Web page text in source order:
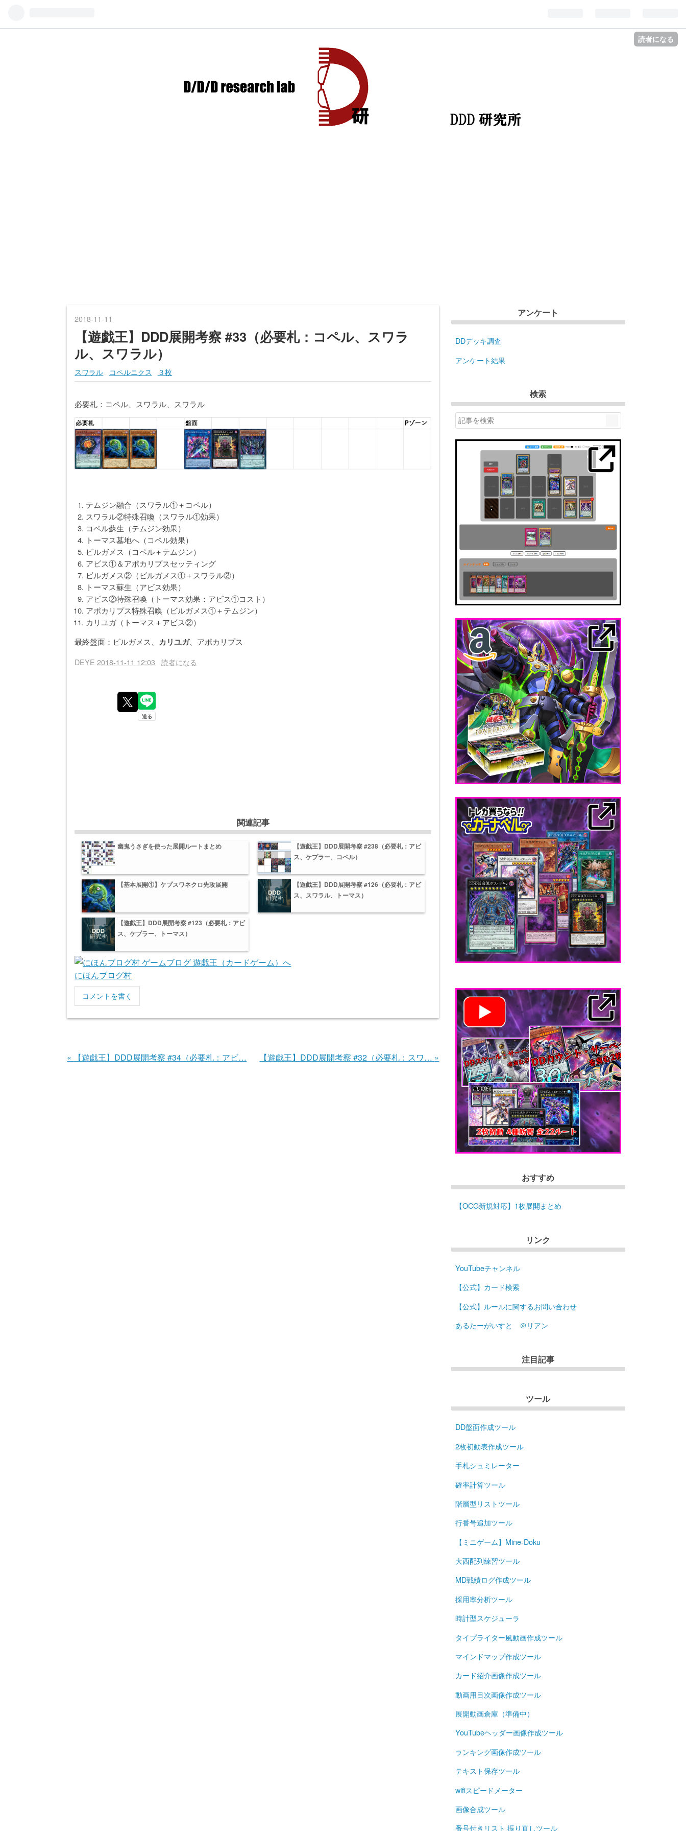
読者になる
2018-11-11
【遊戯王】DDD展開考察 #33（必要札：コペル、スワラ
ル、スワラル）
スワラル コペルニクス ３枚
必要札：コペル、スワラル、スワラル
テムジン融合（スワラル①＋コペル）
スワラル②特殊召喚 （スワラル①効果）
コペル蘇生（テムジン効果）
トーマス墓地へ（コペル効果）
ビルガメス（コペル＋テムジン）
アビス①＆アポカリプスセッティング
ビルガメス②（ビルガメス①＋スワラル②）
トーマス蘇生（アビス効果）
アビス②特殊召喚 （トーマス効果：アビス①コスト）
アポカリプス特殊召喚 （ビルガメス①＋テムジン）
カリユガ（トーマス＋アビス②）
最終盤面：ビルガメス、 カリユガ、アポカリプス
DEYE 2018-11-11 12:03 読者になる
関連記事
幽鬼うさぎを使った展開ルートまとめ
【遊戯王】DDD展開考察 #238（必要札：アビ
ス、ケプラー、コペル）
【基本展開①】ケプスワネクロ先攻展開
【遊戯王】DDD展開考察 #126（必要札：アビ
ス、スワラル、トーマス）
【遊戯王】DDD展開考察 #123（必要札：アビ
ス、ケプラー、トーマス）
にほんブログ村
コメントを書く
« 【遊戯王】DDD展開考察 #34（必要札：アビ… 【遊戯王】DDD展開考察 #32（必要札：スワ… »
アンケート
DDデッキ調査
アンケート結果
検索
おすすめ
【OCG新規対応】1枚展開まとめ
リンク
YouTubeチャンネル
【公式】カード検索
【公式】ルールに関するお問い合わせ
あるたーがいすと ＠リアン
注目記事
ツール
DD盤面作成ツール
2枚初動表作成ツール
手札シュミレーター
確率計算ツール
階層型リストツール
行番号追加ツール
【ミニゲーム】Mine-Doku
大西配列練習ツール
MD戦績ログ作成ツール
採用率分析ツール
時計型スケジューラ
タイプライター風動画作成ツール
マインドマップ作成ツール
カード紹介画像作成ツール
動画用目次画像作成ツール
展開動画倉庫（準備中）
YouTubeヘッダー画像作成ツール
ランキング画像作成ツール
テキスト保存ツール
wifiスピードメーター
画像合成ツール
番号付きリスト 振り直しツール